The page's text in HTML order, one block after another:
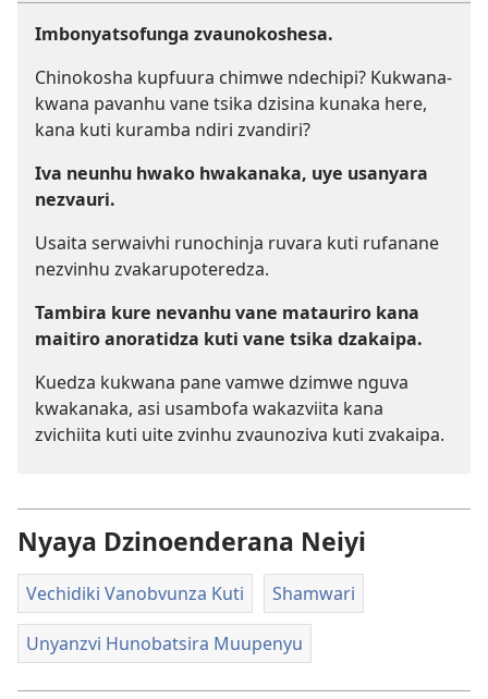
Imbonyatsofunga zvaunokoshesa.
Chinokosha kupfuura chimwe ndechipi? Kukwana-
kwana pavanhu vane tsika dzisina kunaka here,
kana kuti kuramba ndiri zvandiri?
Iva neunhu hwako hwakanaka, uye usanyara
nezvauri.
Usaita serwaivhi runochinja ruvara kuti rufanane
nezvinhu zvakarupoteredza.
Tambira kure nevanhu vane matauriro kana
maitiro anoratidza kuti vane tsika dzakaipa.
Kuedza kukwana pane vamwe dzimwe nguva
kwakanaka, asi usambofa wakazviita kana
zvichiita kuti uite zvinhu zvaunoziva kuti zvakaipa.
Nyaya Dzinoenderana Neiyi
Vechidiki Vanobvunza Kuti Shamwari
Unyanzvi Hunobatsira Muupenyu